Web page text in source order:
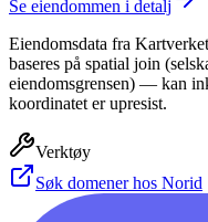
Se eiendommen i detalj
Eiendomsdata fra
baseres på spatial join
eiendomsgrensen) — kan
koordinatet er upresist.
Verktøy
Søk domener hos Norid